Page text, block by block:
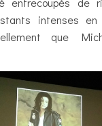
intenses en
que